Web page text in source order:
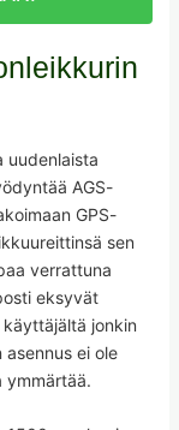
uudenlaista
AGS-
GPS-
sen
verrattuna
eksyvät
jonkin
ei ole
ymmärtää.